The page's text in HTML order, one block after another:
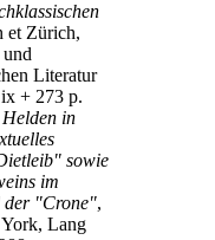
et Zürich,
Literatur
+ 273 p.
in
sowie
im
der "Crone",
Lang